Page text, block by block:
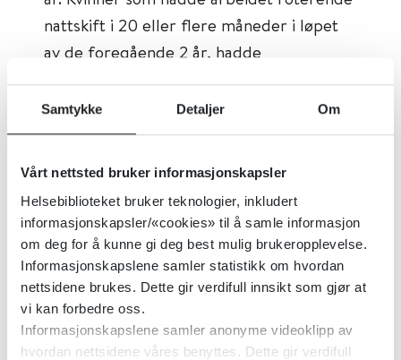
Samtykke Detaljer Om
Vårt nettsted bruker informasjonskapsler
Helsebiblioteket bruker teknologier, inkludert
informasjonskapsler/«cookies» til å samle informasjon
om deg for å kunne gi deg best mulig brukeropplevelse.
Informasjonskapslene samler statistikk om hvordan
nettsidene brukes. Dette gir verdifull innsikt som gjør at
vi kan forbedre oss.
Informasjonskapslene samler anonyme videoklipp av
hvordan nettsidene våres benyttes. Dette gir verdifull
nattskift i 20 eller flere måneder i løpet
av de foregående 2 år, hadde
gjennomsnittlig menopausealder 48,5 år.
Når det ble justert for faktorer som kan
påvirke menopausealder (deriblant alder,
første fødsel, antall barn, BMI, bruk av
hormoner) var HR (hazard ratio) 1,09 (95
% CI 1,02 – 1,16).
Effekten var større for de kvinnene som
hadde menopause før 45 år. Dette kan
tyde på en økt risiko for de kvinnene som